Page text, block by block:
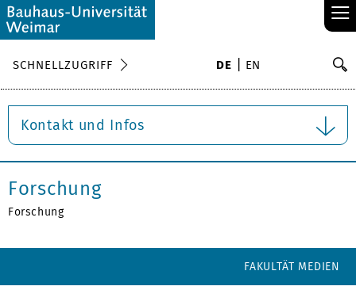
≡
SCHNELLZUGRIFF DE EN
Kontakt und Infos
Forschung
Forschung
FAKULTÄT MEDIEN